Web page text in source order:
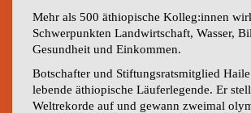
Mehr als 500 äthiopische Kolleg:innen
Schwerpunkten Landwirtschaft, Wasser,
Gesundheit und Einkommen.
Botschafter und Stiftungsratsmitglied
lebende äthiopische Läuferlegende. Er
Weltrekorde auf und gewann zweimal